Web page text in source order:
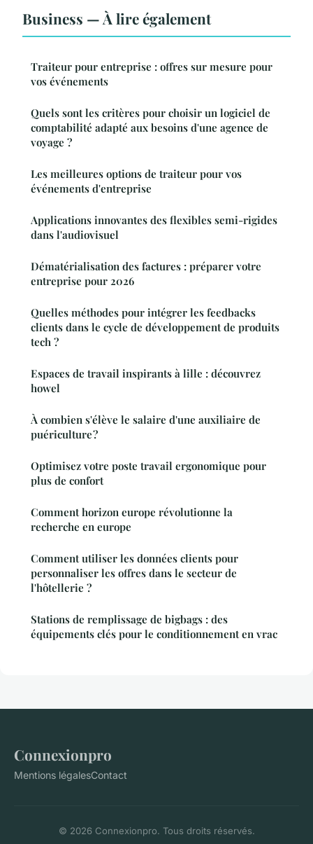
Business — À lire également
Traiteur pour entreprise : offres sur mesure pour
vos événements
Quels sont les critères pour choisir un logiciel de
comptabilité adapté aux besoins d'une agence de
voyage ?
Les meilleures options de traiteur pour vos
événements d'entreprise
Applications innovantes des flexibles semi-rigides
dans l'audiovisuel
Dématérialisation des factures : préparer votre
entreprise pour 2026
Quelles méthodes pour intégrer les feedbacks
clients dans le cycle de développement de produits
tech ?
Espaces de travail inspirants à lille : découvrez
howel
À combien s'élève le salaire d'une auxiliaire de
puériculture ?
Optimisez votre poste travail ergonomique pour
plus de confort
Comment horizon europe révolutionne la
recherche en europe
Comment utiliser les données clients pour
personnaliser les offres dans le secteur de
l'hôtellerie ?
Stations de remplissage de bigbags : des
équipements clés pour le conditionnement en vrac
Connexionpro
Mentions légalesContact
© 2026 Connexionpro. Tous droits réservés.